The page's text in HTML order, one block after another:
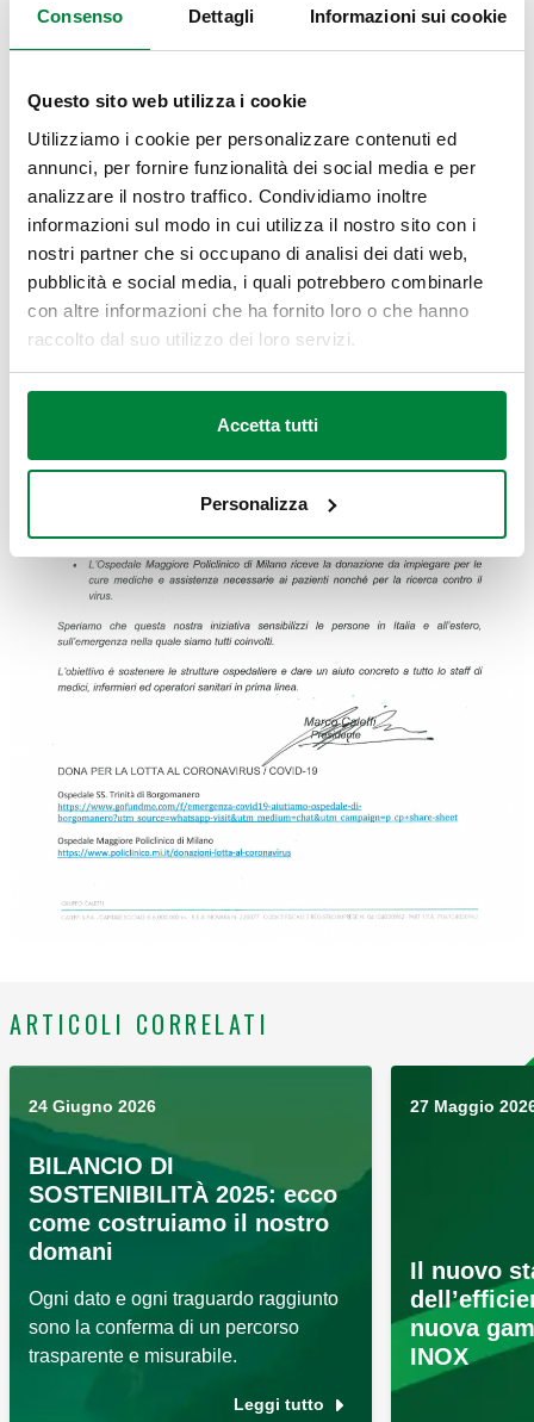
Consenso Dettagli Informazioni sui cookie
Questo sito web utilizza i cookie
Utilizziamo i cookie per personalizzare contenuti ed
annunci, per fornire funzionalità dei social media e per
analizzare il nostro traffico. Condividiamo inoltre
informazioni sul modo in cui utilizza il nostro sito con i
nostri partner che si occupano di analisi dei dati web,
pubblicità e social media, i quali potrebbero combinarle
con altre informazioni che ha fornito loro o che hanno
raccolto dal suo utilizzo dei loro servizi.
Accetta tutti
Personalizza
Ospedale SS. Trinità di Borgomanero
Ospedale Maggiore Policlinico di Milano
https://www.policlinico.mi.it/donazioni-lotta-al-coronavirus
ARTICOLI CORRELATI
24 Giugno 2026
BILANCIO DI
SOSTENIBILITÀ 2025: ecco
come costruiamo il nostro
domani
Ogni dato e ogni traguardo raggiunto
sono la conferma di un percorso
trasparente e misurabile.
Leggi tutto
27 Maggio
Il nuovo
nuova
INOX